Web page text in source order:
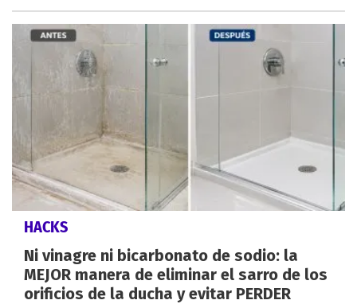
HACKS
Ni vinagre ni bicarbonato de sodio: la
MEJOR manera de eliminar el sarro de los
orificios de la ducha y evitar PERDER